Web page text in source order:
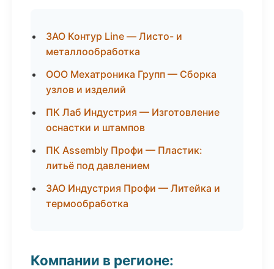
ЗАО Контур Line — Листо- и
металлообработка
ООО Мехатроника Групп — Сборка
узлов и изделий
ПК Лаб Индустрия — Изготовление
оснастки и штампов
ПК Assembly Профи — Пластик:
литьё под давлением
ЗАО Индустрия Профи — Литейка и
термообработка
Компании в регионе: